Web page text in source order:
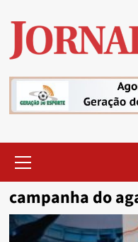
content
Menu
campanha do